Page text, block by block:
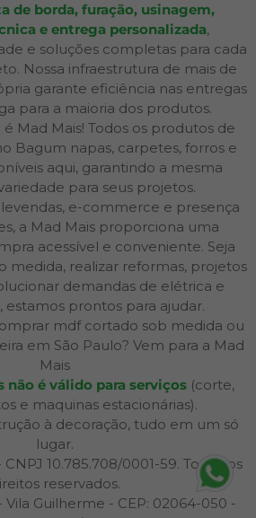
de borda, furação, usinagem,
e entrega personalizada,
e soluções completas para cada
Nossa infraestrutura de mais de
garante eficiência nas entregas
para a maioria dos produtos.
Mad Mais! Todos os produtos de
Bagum napas, carpetes, forros e
aqui, garantindo a mesma
para seus projetos.
e-commerce e presença
a Mad Mais proporciona uma
acessível e conveniente. Seja
medida, realizar reformas, projetos
demandas de elétrica e
estamos prontos para ajudar.
mdf cortado sob medida ou
em São Paulo? Vem para a Mad
Mais
não é válido para serviços(corte,
e maquinas estacionárias).
à decoração, tudo em um só
lugar.
CNPJ 10.785.708/0001-59. Todos os
reservados.
Vila Guilherme - CEP: 02064-050 -